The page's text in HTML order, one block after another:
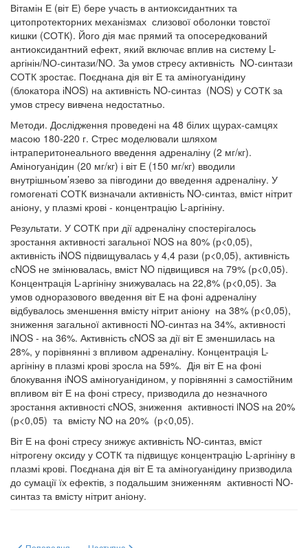
Вітамін Е (віт Е) бере участь в антиоксидантних та
цитопротекторних механізмах слизової оболонки товстої
кишки (СОТК). Його дія має прямий та опосередкований
антиоксидантний ефект, який включає вплив на систему L-
аргінін/NО-синтази/NO. За умов стресу активність NO-синтази
СОТК зростає. Поєднана дія віт Е та аміногуанідину
(блокатора іNOS) на активність NO-синтаз (NOS) у СОТК за
умов стресу вивчена недостатньо.
Методи. Дослідження проведені на 48 білих щурах-самцях
масою 180-220 г. Стрес моделювали шляхом
інтраперитонеального введення адреналіну (2 мг/кг).
Аміногуанідин (20 мг/кг) і віт Е (150 мг/кг) вводили
внутрішньом’язево за півгодини до введення адреналіну. У
гомогенаті СОТК визначали активність NO-синтаз, вміст нітрит
аніону, у плазмі крові - концентрацію L-аргініну.
Результати. У СОТК при дії адреналіну спостерігалось
зростання активності загальної NOS на 80% (р<0,05),
активність іNOS підвищувалась у 4,4 рази (р<0,05), активність
сNOS не змінювалась, вміст NO підвищився на 79% (р<0,05).
Концентрація L-аргініну знижувалась на 22,8% (р<0,05). За
умов одноразового введення віт Е на фоні адреналіну
відбувалось зменшення вмісту нітрит аніону на 38% (р<0,05),
зниження загальної активності NO-синтаз на 34%, активності
iNOS - на 36%. Активність сNOS за дії віт Е зменшилась на
28%, у порівнянні з впливом адреналіну. Концентрація L-
аргініну в плазмі крові зросла на 59%. Дія віт Е на фоні
блокування іNOS аміногуанідином, у порівнянні з самостійним
впливом віт Е на фоні стресу, призводила до незначного
зростання активності сNOS, зниження активності iNOS на 20%
(р<0,05) та вмісту NO на 20% (р<0,05).
Віт Е на фоні стресу знижує активність NO-синтаз, вміст
нітрогену оксиду у СОТК та підвищує концентрацію L-аргініну в
плазмі крові. Поєднана дія віт Е та аміногуанідину призводила
до сумації їх ефектів, з подальшим зниженням активності NO-
синтаз та вмісту нітрит аніону.